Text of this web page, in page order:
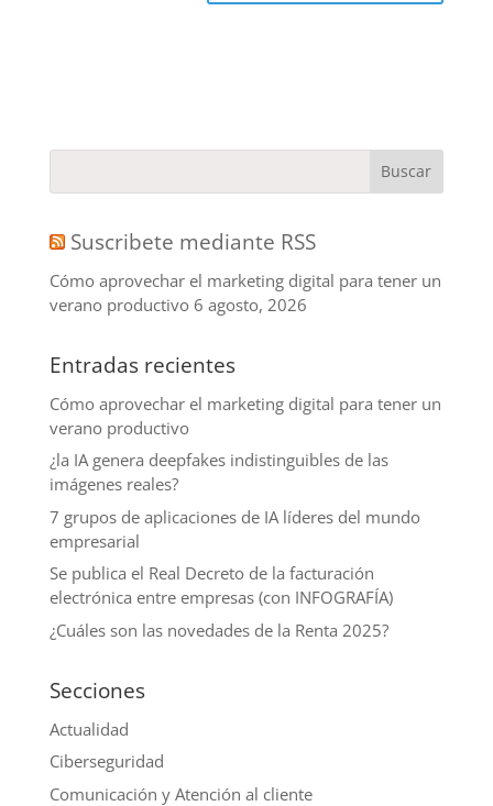
Suscribete mediante RSS
Cómo aprovechar el marketing digital para tener un
verano productivo 6 agosto, 2026
Entradas recientes
Cómo aprovechar el marketing digital para tener un
verano productivo
¿la IA genera deepfakes indistinguibles de las
imágenes reales?
7 grupos de aplicaciones de IA líderes del mundo
empresarial
Se publica el Real Decreto de la facturación
electrónica entre empresas (con INFOGRAFÍA)
¿Cuáles son las novedades de la Renta 2025?
Secciones
Actualidad
Ciberseguridad
Comunicación y Atención al cliente